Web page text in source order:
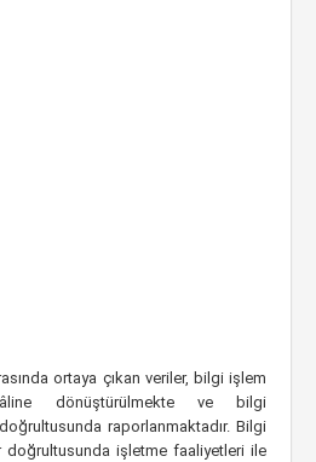
ortaya çıkan veriler, bilgi işlem
dönüştürülmekte ve bilgi
doğrultusunda raporlanmaktadır. Bilgi
doğrultusunda işletme faaliyetleri ile